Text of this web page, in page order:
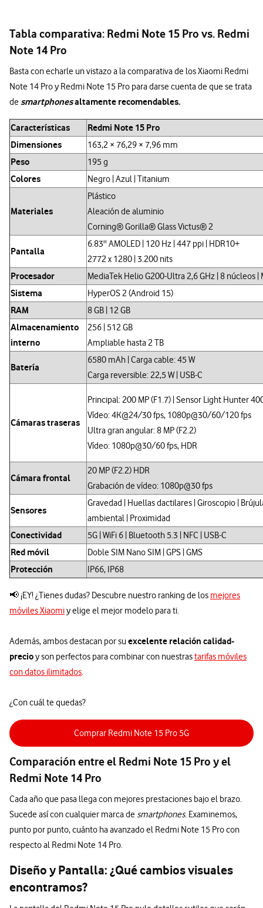
Tabla comparativa: Redmi Note 15 Pro vs. Redmi
Note 14 Pro
Basta con echarle un vistazo a la comparativa de los Xiaomi Redmi
Note 14 Pro y Redmi Note 15 Pro para darse cuenta de que se trata
de smartphonesaltamente recomendables.
Características
Redmi Note 15 Pro
Dimensiones
163,2 × 76,29 × 7,96 mm
Peso 195 g
Colores Negro | Azul | Titanium
Materiales
Plástico
Aleación de aluminio
Corning® Gorilla® Glass Victus® 2
Pantalla
6.83'' AMOLED | 120 Hz | 447 ppi | HDR10+
2772 x 1280 | 3.200 nits
Procesador MediaTek Helio G200-Ultra 2,6 GHz | 8 núcleos |
Sistema HyperOS 2 (Android 15)
RAM 8 GB | 12 GB
Almacenamiento
interno
256 | 512 GB
Ampliable hasta 2 TB
Batería
6580 mAh | Carga cable: 45 W
Carga reversible: 22,5 W | USB-C
Cámaras traseras
Principal: 200 MP (F1.7) | Sensor Light Hunter
Vídeo: 4K@24/30 fps, 1080p@30/60/120 fps
Ultra gran angular: 8 MP (F2.2)
Vídeo: 1080p@30/60 fps, HDR
Cámara frontal
20 MP (F2.2) HDR
Grabación de vídeo: 1080p@30 fps
Sensores
Gravedad | Huellas dactilares | Giroscopio |
ambiental | Proximidad
Conectividad 5G | WiFi 6 | Bluetooth 5.3 | NFC | USB-C
Red móvil Doble SIM Nano SIM | GPS | GMS
Protección IP66, IP68
📢 ¡EY! ¿Tienes dudas? Descubre nuestro ranking de los mejores
móviles Xiaomiy elige el mejor modelo para ti.
Además, ambos destacan por suexcelente relación calidad-
precioy son perfectos para combinar con nuestrastarifas móviles
con datos ilimitados.
¿Con cuál te quedas?
Comprar Redmi Note 15 Pro 5G
Comparación entre el Redmi Note 15 Pro y el
Redmi Note 14 Pro
Cada año que pasa llega con mejores prestaciones bajo el brazo.
Sucede así con cualquier marca de smartphones. Examinemos,
punto por punto, cuánto ha avanzado el Redmi Note 15 Pro con
respecto al Redmi Note 14 Pro.
Diseño y Pantalla: ¿Qué cambios visuales
encontramos?